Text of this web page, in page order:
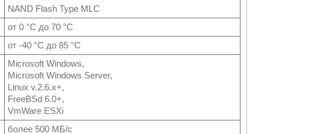
NAND Flash Type MLC
от 0 °С до 70 °С
от -40 °С до 85 °С
Microsoft Windows,
Microsoft Windows Server,
Linux v.2.6.x+,
FreeBSd 6.0+,
VmWare ESXi
более 500 МБ/с